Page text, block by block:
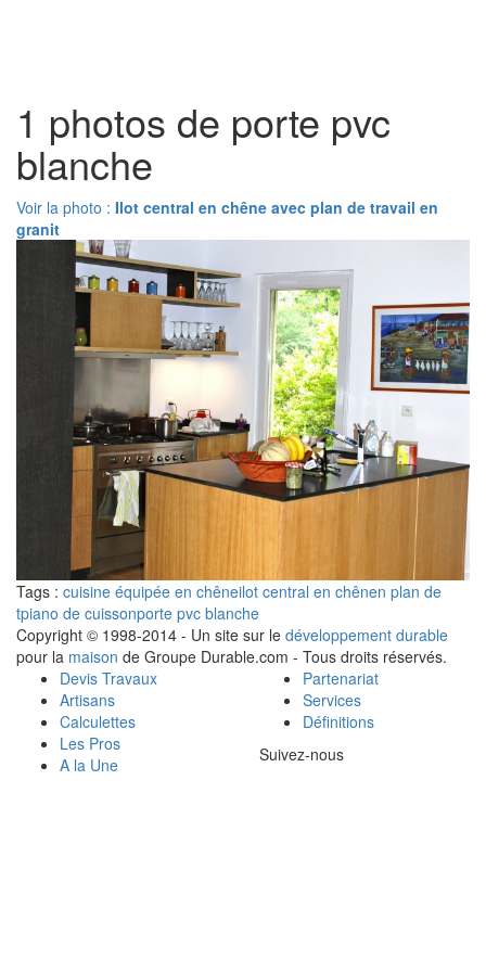
1 photos de porte pvc
blanche
Voir la photo : Ilot central en chêne avec plan de travail en
granit
Tags : cuisine équipée en chêneilot central en chênen plan de
tpiano de cuissonporte pvc blanche
Copyright © 1998-2014 - Un site sur le développement durable
pour la maison de Groupe Durable.com - Tous droits réservés.
Devis Travaux
Artisans
Calculettes
Les Pros
A la Une
Partenariat
Services
Définitions
Suivez-nous